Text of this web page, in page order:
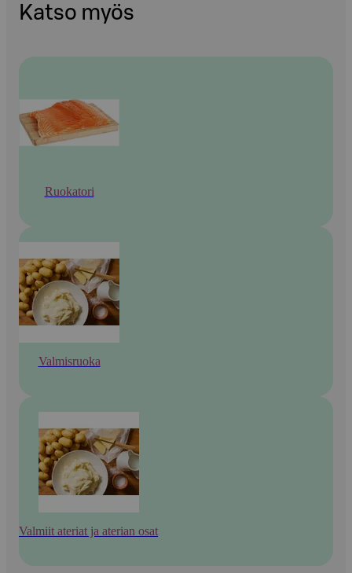
Katso myös
Ruokatori
Valmisruoka
Valmiit ateriat ja aterian osat